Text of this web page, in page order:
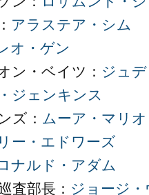
アラステア・シム
オ・ゲン
ン・ベイツ： ジュ
ジェンキンス
ズ： ムーア・マリオ
ー・エドワーズ
ナルド・アダム
査部長： ジョージ